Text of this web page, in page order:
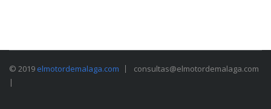
© 2019 elmotordemalaga.com
consultas@elmotordemalaga.com
|